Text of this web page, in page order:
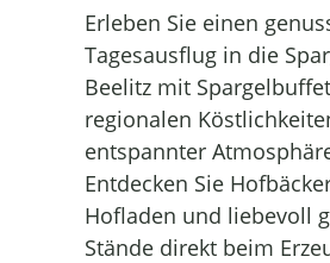
Erleben Sie einen
Tagesausflug in die
Beelitz mit
regionalen
entspannter
Entdecken Sie
Hofladen und liebevoll
Stände direkt beim